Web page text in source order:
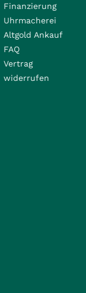
Finanzierung
Uhrmacherei
Altgold Ankauf
FAQ
Vertrag
widerrufen